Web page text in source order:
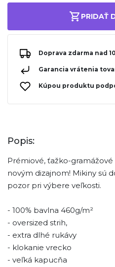
PRIDAŤ
Doprava zdarma nad
Garancia vrátenia
Kúpou produktu
Popis:
Prémiové, ťažko-
novým dizajnom! Mikiny sú
pozor pri výbere veľkosti.
- 100% bavlna 460g/m²
- oversized strih,
- extra dlhé rukávy
- klokanie vrecko
- veľká kapucňa